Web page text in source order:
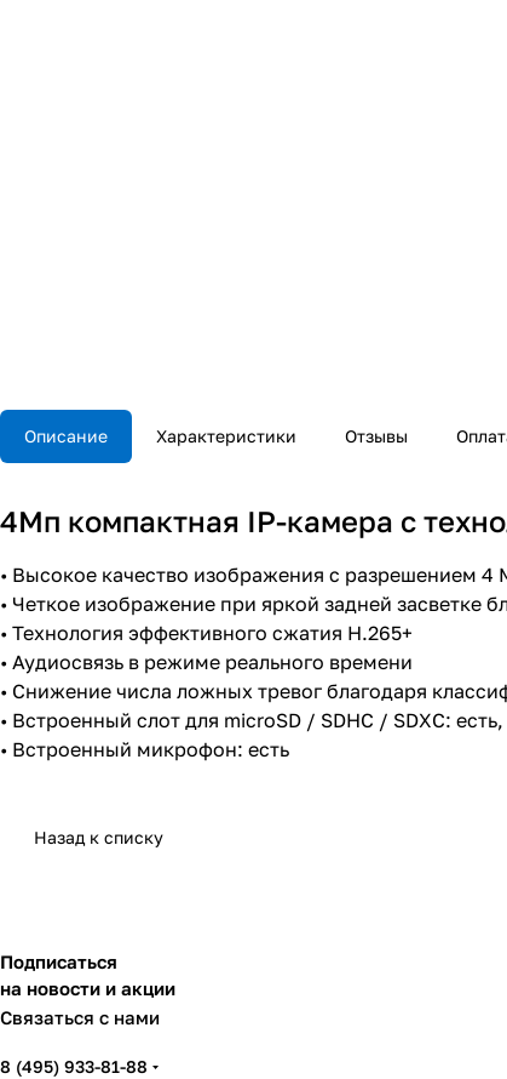
Описание Характеристики Отзывы
4Мп компактная IP-камера с
• Высокое качество изображения с разрешением 4
• Четкое изображение при яркой задней засветке
• Технология эффективного сжатия H.265+
• Аудиосвязь в режиме реального времени
• Снижение числа ложных тревог благодаря
• Встроенный слот для microSD / SDHC / SDXC:
• Встроенный микрофон: есть
Назад к списку
Подписаться
на новости и акции
Связаться с нами
8 (495) 933-81-88